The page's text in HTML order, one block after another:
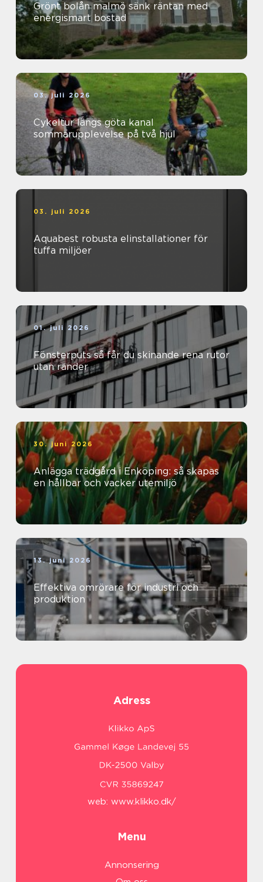
Grönt bolån malmö sänk räntan med
energismart bostad
03. juli 2026
Cykeltur längs göta kanal
sommarupplevelse på två hjul
03. juli 2026
Aquabest robusta elinstallationer för
tuffa miljöer
01. juli 2026
Fönsterputs så får du skinande rena rutor
utan ränder
30. juni 2026
Anlägga trädgård i Enköping: så skapas
en hållbar och vacker utemiljö
13. juni 2026
Effektiva omrörare för industri och
produktion
Adress
web: www.klikko.dk/
Menu
Annonsering